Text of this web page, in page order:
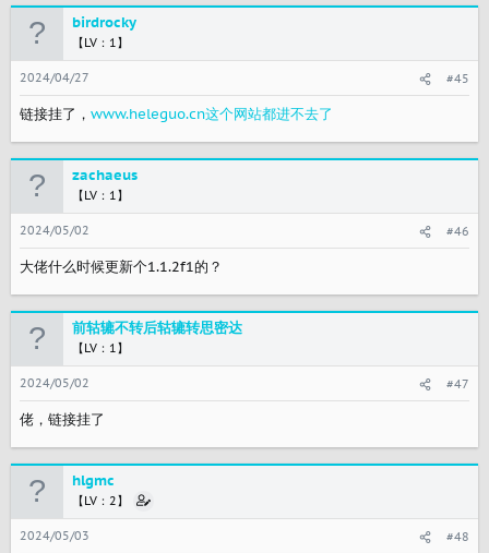
birdrocky
【LV：1】
2024/04/27 #45
链接挂了， www.heleguo.cn这个网站都进不去了
zachaeus
【LV：1】
2024/05/02 #46
大佬什么时候更新个1.1.2f1的？
前轱辘不转后轱辘转思密达
【LV：1】
2024/05/02 #47
佬，链接挂了
hlgmc
【LV：2】
2024/05/03 #48